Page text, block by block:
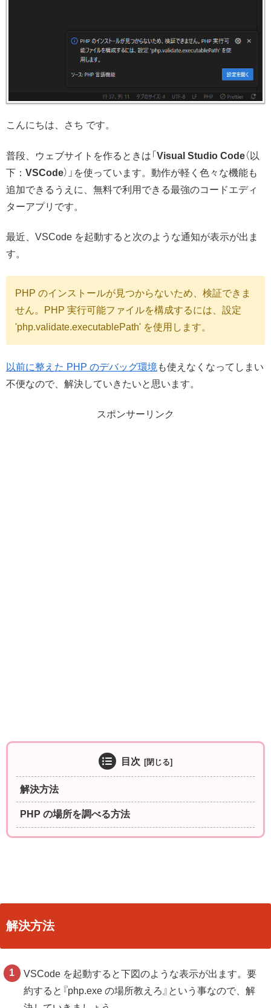
こんにちは、さち です。
普段、ウェブサイトを作るときは「 Visual Studio Code（以
下： VSCode）」を使っています。動作が軽く色々な機能も
追加できるうえに、無料で利用できる最強のコードエディ
ターアプリです。
最近、VSCode を起動すると次のような通知が表示が出ま
す。
PHP のインストールが見つからないため、検証できま
せん。PHP 実行可能ファイルを構成するには、設定
'php.validate.executablePath' を使用します。
以前に整えた PHP のデバッグ環境 も使えなくなってしまい
不便なので、解決していきたいと思います。
スポンサーリンク
目次
解決方法
PHP の場所を調べる方法
解決方法
VSCode を起動すると下図のような表示が出ます。要
約すると『php.exe の場所教えろ』という事なので、解